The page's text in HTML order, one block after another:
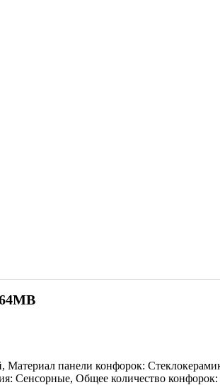
панели конфорок:
Сенсорные, Общее количество конфорок: